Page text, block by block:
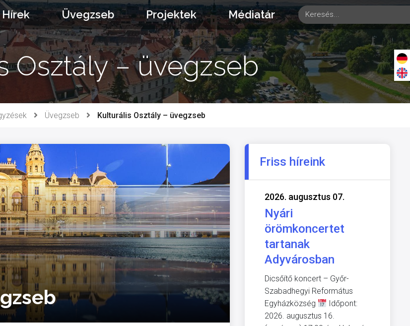
Hírek Üvegzseb Projektek Médiatár
Osztály – üvegzseb
Üvegzseb Kulturális Osztály – üvegzseb
Friss híreink
2026. augusztus 07.
Nyári
örömkoncertet
tartanak
Adyvárosban
Dicsőítő koncert – Győr-
Szabadhegyi Református
Egyházközség
Időpont:
2026. augusztus 16.